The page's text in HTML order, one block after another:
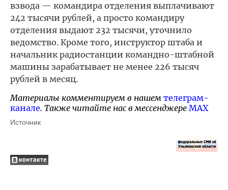
взвода — командира отделения выплачивают
242 тысячи рублей, а просто командиру
отделения выдают 232 тысячи, уточнило
ведомство. Кроме того, инструктор штаба и
начальник радиостанции командно-штабной
машины зарабатывает не менее 226 тысяч
рублей в месяц.
Материалы комментируем в нашем телеграм-
канале. Также читайте нас в мессенджере MAX
Источник